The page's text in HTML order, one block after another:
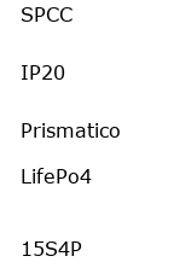
SPCC
IP20
Prismatico
LifePo4
15S4P